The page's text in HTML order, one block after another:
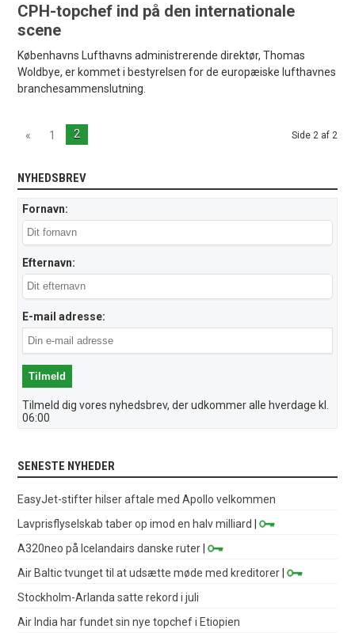
CPH-topchef ind på den internationale
scene
Københavns Lufthavns administrerende direktør, Thomas
Woldbye, er kommet i bestyrelsen for de europæiske lufthavnes
branchesammenslutning.
Side 2 af 2
« 1 2
NYHEDSBREV
Fornavn:
Efternavn:
E-mail adresse:
Tilmeld dig vores nyhedsbrev, der udkommer alle hverdage kl.
06:00
SENESTE NYHEDER
EasyJet-stifter hilser aftale med Apollo velkommen
Lavprisflyselskab taber op imod en halv milliard
|
A320neo på Icelandairs danske ruter |
Air Baltic tvunget til at udsætte møde med kreditorer |
Stockholm-Arlanda satte rekord i juli
Air India har fundet sin nye topchef i Etiopien